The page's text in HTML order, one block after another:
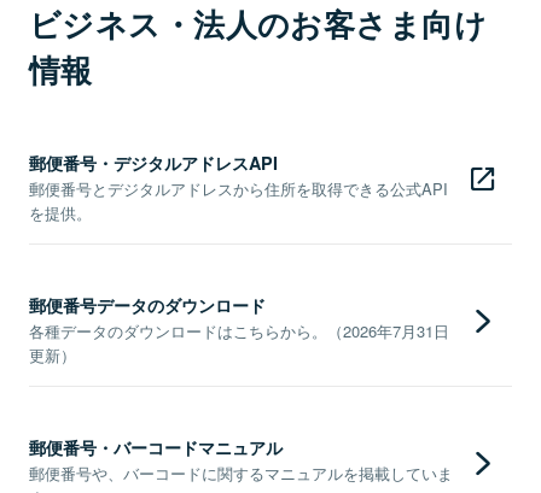
ビジネス・法人のお客さま向け
情報
郵便番号・デジタルアドレスAPI
郵便番号とデジタルアドレスから住所を取得できる公式API
を提供。
郵便番号データのダウンロード
各種データのダウンロードはこちらから。（2026年7月31日
更新）
郵便番号・バーコードマニュアル
郵便番号や、バーコードに関するマニュアルを掲載していま